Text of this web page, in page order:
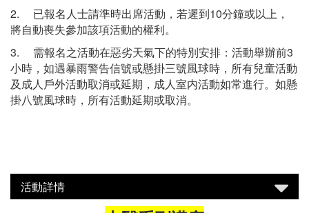
2. 已報名人士請準時出席活動，若遲到10分鐘或以上，
將自動喪失參加該項活動的權利。
3. 需報名之活動在惡劣天氣下的特別安排：活動舉辦前3
小時，如遇暴雨警告信號或懸掛三號風球時，所有兒童活動
及成人戶外活動取消或延期，成人室内活動如常進行。如懸
掛八號風球時，所有活動延期或取消。
活動詳情